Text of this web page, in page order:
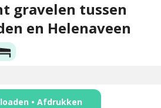
gravelen tussen
en Helenaveen
• Afdrukken